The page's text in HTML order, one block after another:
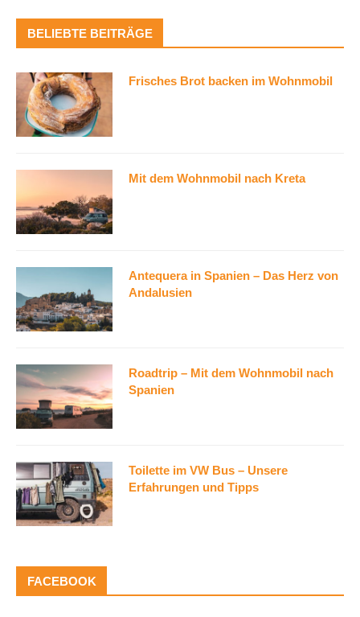
BELIEBTE BEITRÄGE
Frisches Brot backen im Wohnmobil
Mit dem Wohnmobil nach Kreta
Antequera in Spanien – Das Herz von
Andalusien
Roadtrip – Mit dem Wohnmobil nach
Spanien
Toilette im VW Bus – Unsere
Erfahrungen und Tipps
FACEBOOK